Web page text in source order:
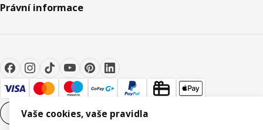
Právní informace
Nastavení souborů cookie
Vaše cookies, vaše pravidla